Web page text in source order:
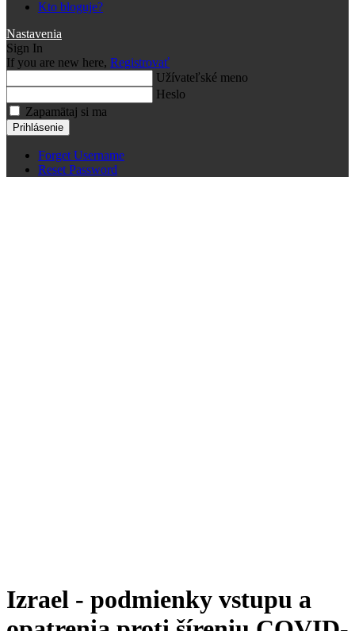
Kto bloguje?
Nastavenia
Sign In
If you are new here, Registrovať
Užívateľské meno
Heslo
Zapamätaj si ma
Prihlásenie
Forget Username
Reset Password
Izrael - podmienky vstupu a